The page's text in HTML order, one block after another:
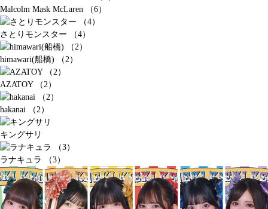
Malcolm Mask McLaren （6）
さとりモンスター （4）
himawari(船橋) （2）
AZATOY （2）
hakanai （2）
キングサリ
ラナキュラ （3）